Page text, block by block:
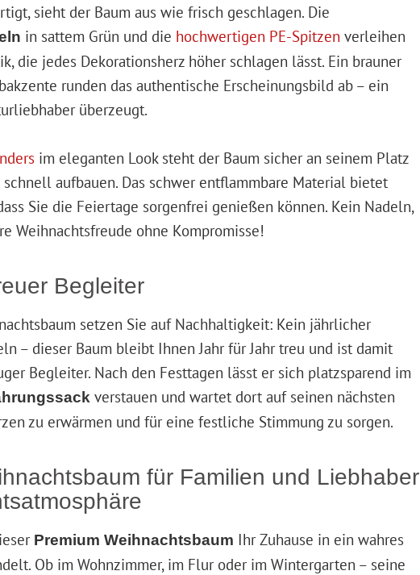
sieht der Baum aus wie frisch geschlagen. Die
in sattem Grün und die hochwertigen PE-Spitzen verleihen
die jedes Dekorationsherz höher schlagen lässt. Ein brauner
runden das authentische Erscheinungsbild ab – ein
überzeugt.
im eleganten Look steht der Baum sicher an seinem Platz
aufbauen. Das schwer entflammbare Material bietet
Sie die Feiertage sorgenfrei genießen können. Kein Nadeln,
Weihnachtsfreude ohne Kompromisse!
Begleiter
setzen Sie auf Nachhaltigkeit: Kein jährlicher
– dieser Baum bleibt Ihnen Jahr für Jahr treu und ist damit
Begleiter. Nach den Festtagen lässt er sich platzsparend im
verstauen und wartet dort auf seinen nächsten
zu erwärmen und für eine festliche Stimmung zu sorgen.
für Familien und Liebhaber
Premium Weihnachtsbaum Ihr Zuhause in ein wahres
Ob im Wohnzimmer, im Flur oder im Wintergarten – seine